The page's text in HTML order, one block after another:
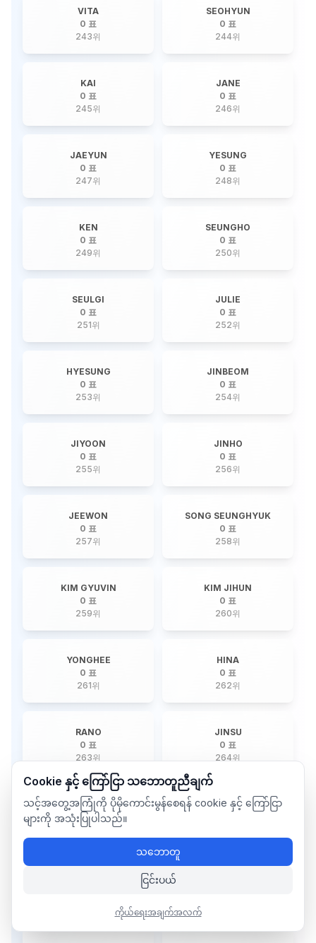
VITA
0 표
243위
SEOHYUN
0 표
244위
KAI
0 표
245위
JANE
0 표
246위
JAEYUN
0 표
247위
YESUNG
0 표
248위
KEN
0 표
249위
SEUNGHO
0 표
250위
SEULGI
0 표
251위
JULIE
0 표
252위
HYESUNG
0 표
253위
JINBEOM
0 표
254위
JIYOON
0 표
255위
JINHO
0 표
256위
JEEWON
0 표
257위
SONG SEUNGHYUK
0 표
258위
KIM GYUVIN
0 표
259위
KIM JIHUN
0 표
260위
YONGHEE
0 표
261위
HINA
0 표
262위
RANO
0 표
263위
JINSU
0 표
264위
NINE
0 표
265
HA.L
Cookie နှင့် ကြော်ငြာ သဘောတူညီချက်
သင့်အတွေ့အကြုံကို ပိုမိုကောင်းမွန်စေရန် cookie နှင့် ကြော်ငြာ
များကို အသုံးပြုပါသည်။
သဘောတူ
ငြင်းပယ်
ကိုယ်ရေးအချက်အလက်